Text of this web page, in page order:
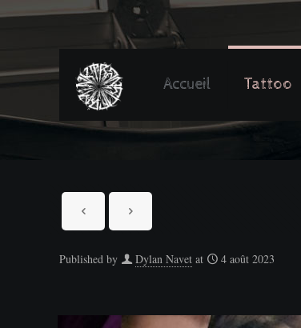
Accueil Tattoo
Published by Dylan Navet at 4 août 2023